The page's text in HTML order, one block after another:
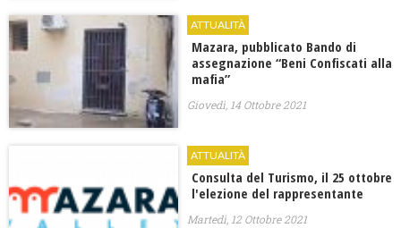
ATTUALITÀ
Mazara, pubblicato Bando di
assegnazione “Beni Confiscati alla
mafia”
Giovedì, 14 Ottobre 2021
ATTUALITÀ
Consulta del Turismo, il 25 ottobre
l'elezione del rappresentante
Martedì, 12 Ottobre 2021